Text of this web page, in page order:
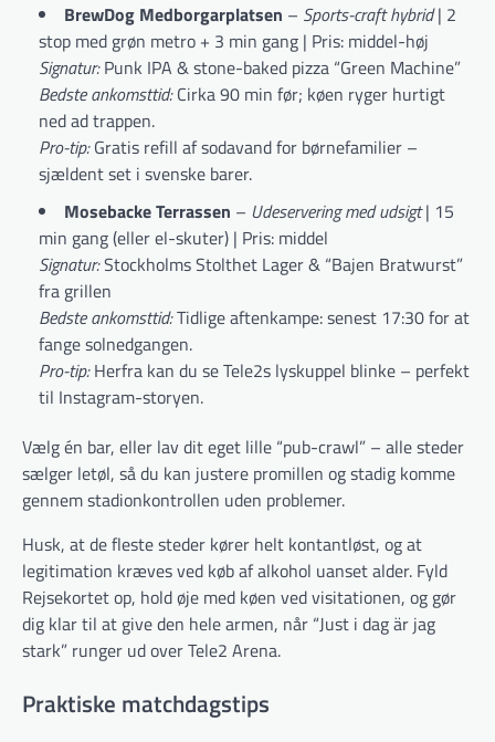
BrewDog Medborgarplatsen – Sports-craft hybrid| 2
stop med grøn metro + 3 min gang | Pris: middel-høj
Signatur:Punk IPA & stone-baked pizza “Green Machine”
Bedste ankomsttid:Cirka 90 min før; køen ryger hurtigt
ned ad trappen.
Pro-tip:Gratis refill af sodavand for børnefamilier –
sjældent set i svenske barer.
Mosebacke Terrassen – Udeservering med udsigt| 15
min gang (eller el-skuter) | Pris: middel
Signatur:Stockholms Stolthet Lager & “Bajen Bratwurst”
fra grillen
Bedste ankomsttid:Tidlige aftenkampe: senest 17:30 for at
fange solnedgangen.
Pro-tip:Herfra kan du se Tele2s lyskuppel blinke – perfekt
til Instagram-storyen.
Vælg én bar, eller lav dit eget lille “pub-crawl” – alle steder
sælger letøl, så du kan justere promillen og stadig komme
gennem stadionkontrollen uden problemer.
Husk, at de fleste steder kører helt kontantløst, og at
legitimation kræves ved køb af alkohol uanset alder. Fyld
Rejsekortet op, hold øje med køen ved visitationen, og gør
dig klar til at give den hele armen, når “Just i dag är jag
stark” runger ud over Tele2 Arena.
Praktiske matchdagstips